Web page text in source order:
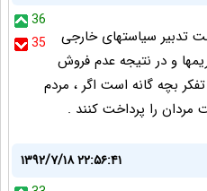
36
35
تدبیر سیاستهای خارجی
و در نتیجه عدم فروش
بچه گانه است اگر ، مردم
مردان را پرداخت کنند .
۱۳۹۲/۷/۱۸ ۲۲:۵۶:۴۱